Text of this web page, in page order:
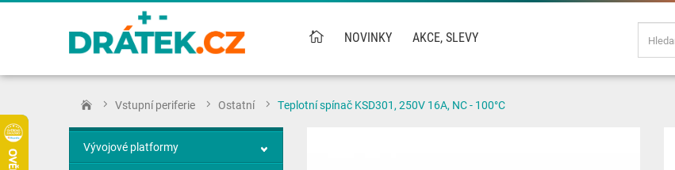
NOVINKY AKCE, SLEVY
Vstupní periferie Ostatní Teplotní spínač KSD301, 250V 16A, NC - 100°C
Vývojové platformy